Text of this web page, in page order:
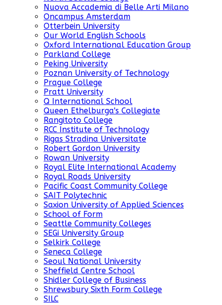
Nuova Accademia di Belle Arti Milano
Oncampus Amsterdam
Otterbein University
Our World English Schools
Oxford International Education Group
Parkland College
Peking University
Poznan University of Technology
Prague College
Pratt University
Q International School
Queen Ethelburga's Collegiate
Rangitoto College
RCC Institute of Technology
Rigas Stradina Universitate
Robert Gordon University
Rowan University
Royal Elite International Academy
Royal Roads University
Pacific Coast Community College
SAIT Polytechnic
Saxion University of Applied Sciences
School of Form
Seattle Community Colleges
SEGi University Group
Selkirk College
Seneca College
Seoul National University
Sheffield Centre School
Shidler College of Business
Shrewsbury Sixth Form College
SILC